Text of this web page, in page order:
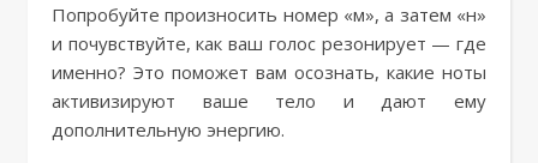
Попробуйте произносить номер «м», а затем «н»
и почувствуйте, как ваш голос резонирует — где
именно? Это поможет вам осознать, какие ноты
активизируют ваше тело и дают ему
дополнительную энергию.